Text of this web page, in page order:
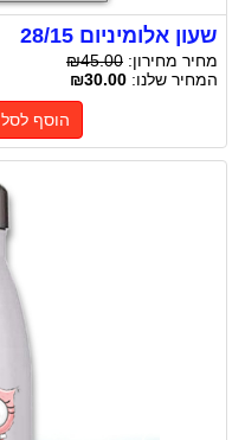
שעון אלומיניום 28/15
מחיר מחירון: ₪45.00
המחיר שלנו: ₪30.00
הוסף לסל